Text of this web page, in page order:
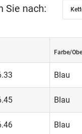
Sie nach:
Farbe/
Blau
Blau
Blau